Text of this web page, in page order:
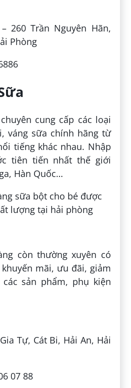
260 Trần Nguyên Hãn,
Phòng
cung cấp các loại
váng sữa chính hãng từ
tiếng khác nhau. Nhập
tiên tiến nhất thế giới
Hàn Quốc…
còn thường xuyên có
mãi, ưu đãi, giảm
sản phẩm, phụ kiện
Tự, Cát Bi, Hải An, Hải
07 88